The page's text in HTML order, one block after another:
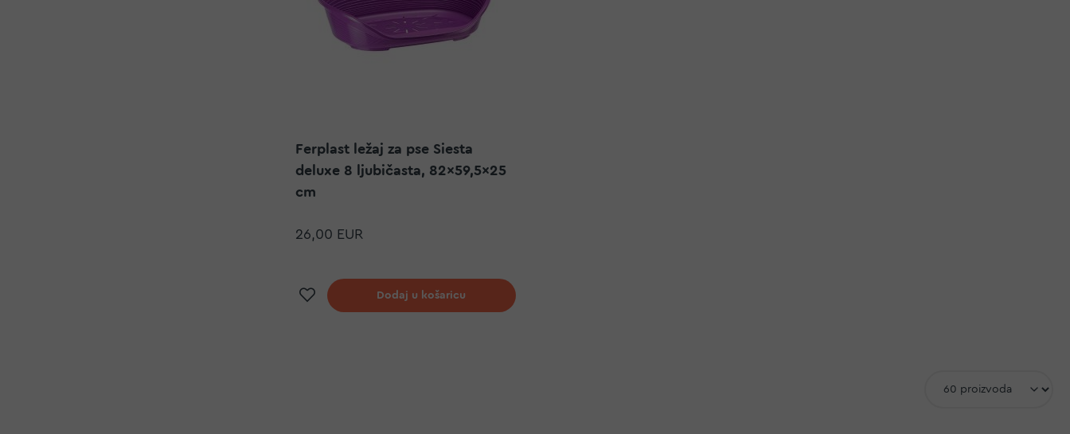
Ferplast ležaj za pse Siesta
deluxe 8 ljubičasta, 82x59,5x25
cm
26,00 EUR
Dodaj na listu želja
Dodaj u košaricu